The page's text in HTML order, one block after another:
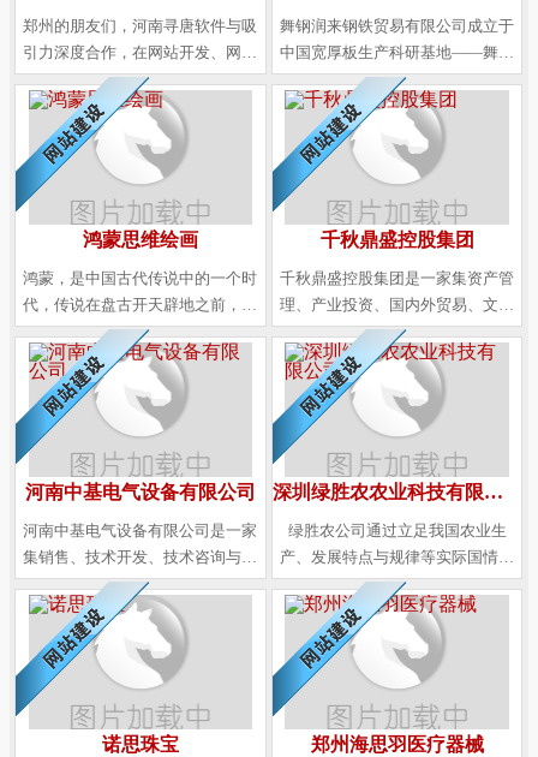
郑州的朋友们，河南寻唐软件与吸
引力深度合作，在网站开发、网站
建设方面，给您优质的服务，让您
的企业领航前行！
舞钢润来钢铁贸易有限公司成立于
中国宽厚板生产科研基地——舞钢
市，是舞阳钢铁有限责任公司的一
级经销商。润来钢铁致力于打造国
内一流的宽厚板供应服务商
鸿蒙思维绘画
鸿蒙，是中国古代传说中的一个时
代，传说在盘古开天辟地之前，世
界是一团混沌的元气，这种自然的
元气叫做鸿蒙。新元鸿蒙寓意着鸿
蒙初始 ，如儿童懵懂原始的思维和
认知状态。
千秋鼎盛控股集团
千秋鼎盛控股集团是一家集资产管
理、产业投资、国内外贸易、文化
传媒于一体的集团化公司。集团下
辖深圳睿信千秋资产管理有限公
司、河南千秋鼎盛实业有限公司、
千秋百创科技有限公司、明德千秋
（北京）文化传媒有限公司。
河南中基电气设备有限公司
河南中基电气设备有限公司是一家
集销售、技术开发、技术咨询与转
让、工程施工、设备安装及维护为
一体的现代化企业。
深圳绿胜农农业科技有限公司
绿胜农公司通过立足我国农业生
产、发展特点与规律等实际国情，
紧跟国家“三农政策”，顺应农业经济
市场化的发展方向，发挥自身技术
优势，整合优质资源来定位市场、
开发产品、搭建平台，与广大农资
经销商朋友、种植大户开展灵活多
样的合作模式，实现“双赢”“多赢”。
诺思珠宝 郑州海思羽医疗器械